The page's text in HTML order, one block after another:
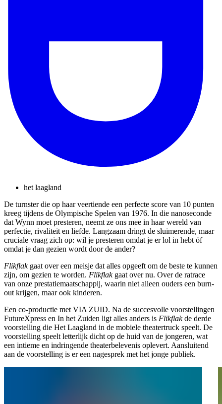
het laagland
De turnster die op haar veertiende een perfecte score van 10 punten
kreeg tijdens de Olympische Spelen van 1976. In die nanoseconde
dat Wynn moet presteren, neemt ze ons mee in haar wereld van
perfectie, rivaliteit en liefde. Langzaam dringt de sluimerende, maar
cruciale vraag zich op: wil je presteren omdat je er lol in hebt óf
omdat je dan gezien wordt door de ander?
Flikflak gaat over een meisje dat alles opgeeft om de beste te kunnen
zijn, om gezien te worden. Flikflakgaat over nu. Over de ratrace
van onze prestatiemaatschappij, waarin niet alleen ouders een burn-
out krijgen, maar ook kinderen.
Een co-productie met VIA ZUID. Na de succesvolle voorstellingen
FutureXpress en In het Zuiden ligt alles anders is Flikflakde derde
voorstelling die Het Laagland in de mobiele theatertruck speelt. De
voorstelling speelt letterlijk dicht op de huid van de jongeren, wat
een intieme en indringende theaterbelevenis oplevert. Aansluitend
aan de voorstelling is er een nagesprek met het jonge publiek.